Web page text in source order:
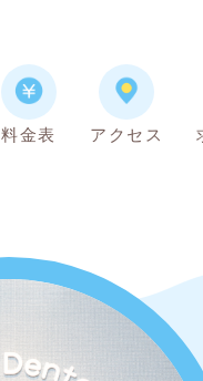
料金表 アクセス